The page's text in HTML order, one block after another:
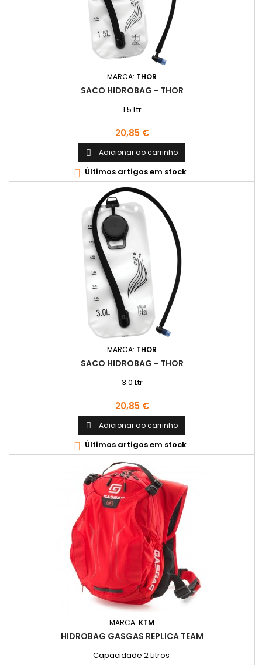
MARCA: THOR
SACO HIDROBAG - THOR
1.5 Ltr
Preço
20,85 €
 Adicionar ao carrinho
 Últimos artigos em stock
MARCA: THOR
SACO HIDROBAG - THOR
3.0 Ltr
Preço
20,85 €
 Adicionar ao carrinho
 Últimos artigos em stock
MARCA: KTM
HIDROBAG GASGAS REPLICA TEAM
Capacidade 2 Litros